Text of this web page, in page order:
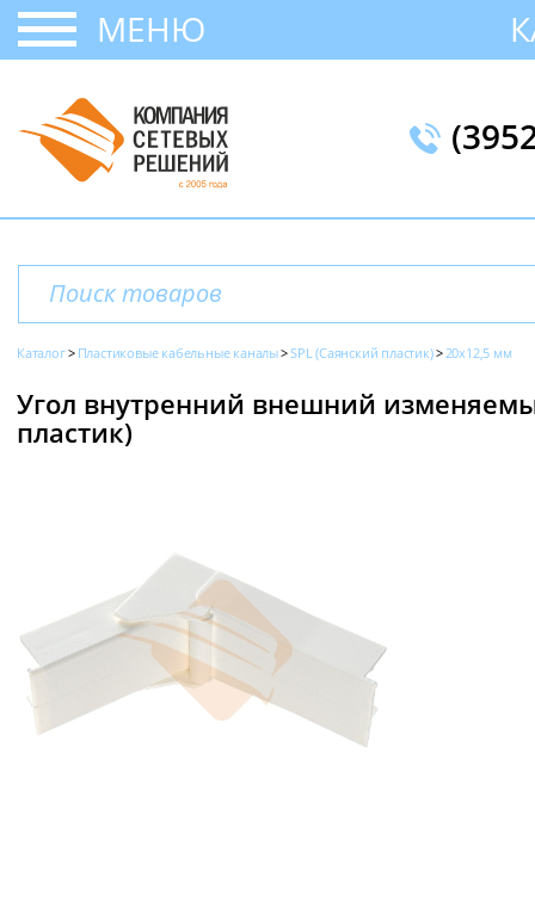
МЕНЮ
Каталог Пластиковые кабельные каналы SPL (Саянский пластик) 20х12,5 мм
Угол внутренний внешний
пластик)